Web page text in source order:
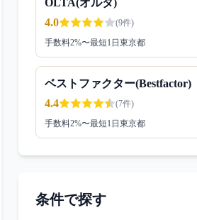
OLTA(オルタ)
4.0
(9件)
手数料2%〜最短1日 東京都
ベストファクター(Bestfactor)
4.4
(7件)
手数料2%〜最短1日 東京都
条件で探す